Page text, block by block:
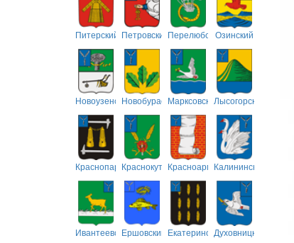
Питерский ПетровскийПерелюбскийОзинский
НовоузенскийНовобурасскийМарксовскийЛысогорский
Краснопартизанский
КраснокутскийКрасноармейский
Калининский
ИвантеевскийЕршовский ЕкатериновскийДуховницкий